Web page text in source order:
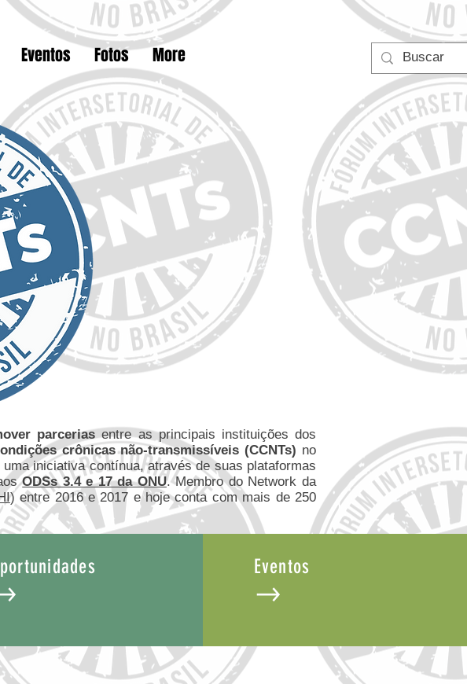
Eventos Fotos More
parcerias entre as principais instituições dos
crônicas não-transmissíveis (CCNTs) no
uma iniciativa contínua, através de suas plataformas
ODSs 3.4 e 17 da ONU. Membro do Network da
) entre 2016 e 2017 e hoje conta com mais de 250
Eventos